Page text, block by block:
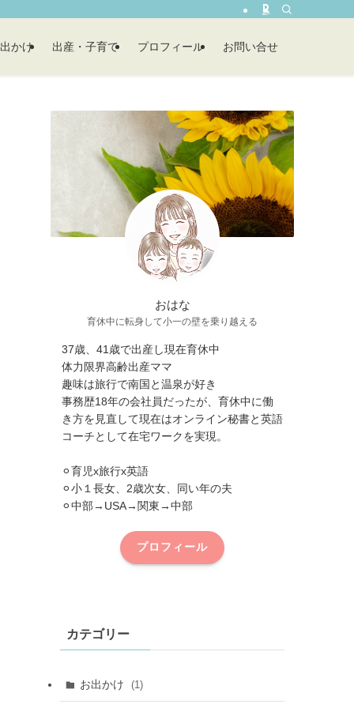
かけ 出産・子育て プロフィール お問い合せ
おはな
育休中に転身して小一の壁を乗り越える
37歳、41歳で出産し現在育休中
体力限界高齢出産ママ
趣味は旅行で南国と温泉が好き
事務歴18年の会社員だったが、育休中に働
き方を見直して現在はオンライン秘書と英語
コーチとして在宅ワークを実現。
⚪︎育児x旅行x英語
⚪︎小１長女、2歳次女、同い年の夫
⚪︎中部→USA→関東→中部
プロフィール
カテゴリー
お出かけ (1)